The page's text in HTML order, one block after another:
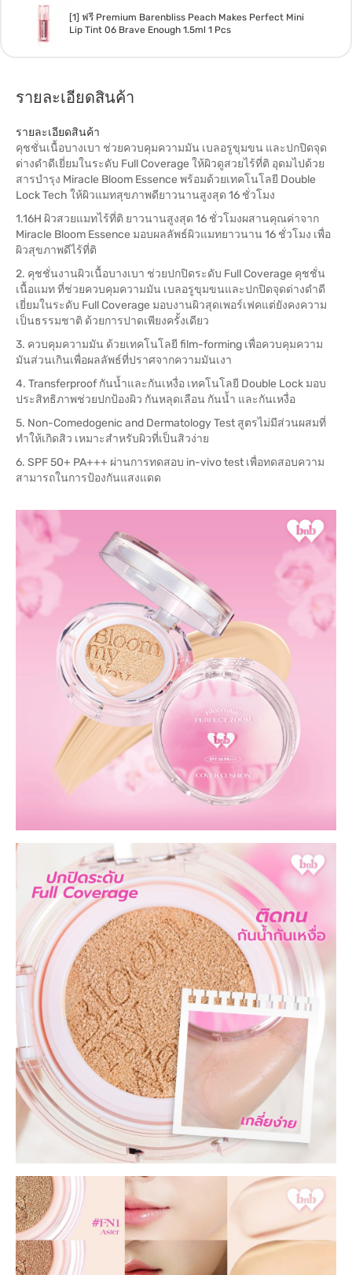
[1] ฟรี Premium Barenbliss Peach Makes Perfect Mini
Lip Tint 06 Brave Enough 1.5ml 1 Pcs
รายละเอียดสินค้า
รายละเอียดสินค้า
คุชชั่นเนื้อบางเบา ช่วยควบคุมความมัน เบลอรูขุมขน และปกปิดจุด
ด่างดำดีเยี่ยมในระดับ Full Coverage ให้ผิวดูสวยไร้ที่ติ อุดมไปด้วย
สารบำรุง Miracle Bloom Essence พร้อมด้วยเทคโนโลยี Double
Lock Tech ให้ผิวแมทสุขภาพดียาวนานสูงสุด 16 ชั่วโมง
1.16H ผิวสวยแมทไร้ที่ติ ยาวนานสูงสุด 16 ชั่วโมงผสานคุณค่าจาก
Miracle Bloom Essence มอบผลลัพธ์ผิวแมทยาวนาน 16 ชั่วโมง เพื่อ
ผิวสุขภาพดีไร้ที่ติ
2. คุชชั่นงานผิวเนื้อบางเบา ช่วยปกปิดระดับ Full Coverage คุชชั่น
เนื้อแมท ที่ช่วยควบคุมความมัน เบลอรูขุมขนและปกปิดจุดด่างดำดี
เยี่ยมในระดับ Full Coverage มอบงานผิวสุดเพอร์เฟคแต่ยังคงความ
เป็นธรรมชาติ ด้วยการปาดเพียงครั้งเดียว
3. ควบคุมความมัน ด้วยเทคโนโลยี film-forming เพื่อควบคุมความ
มันส่วนเกินเพื่อผลลัพธ์ที่ปราศจากความมันเงา
4. Transferproof กันน้ำและกันเหงื่อ เทคโนโลยี Double Lock มอบ
ประสิทธิภาพช่วยปกป้องผิว กันหลุดเลือน กันน้ำ และกันเหงื่อ
5. Non-Comedogenic and Dermatology Test สูตรไม่มีส่วนผสมที่
ทำให้เกิดสิว เหมาะสำหรับผิวที่เป็นสิวง่าย
6. SPF 50+ PA+++ ผ่านการทดสอบ in-vivo test เพื่อทดสอบความ
สามารถในการป้องกันแสงแดด